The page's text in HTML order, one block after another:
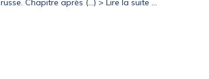
russe. Chapitre après (…) > Lire la suite ...